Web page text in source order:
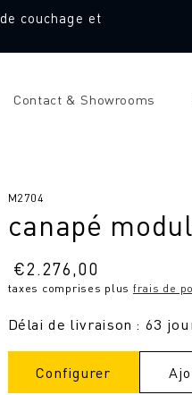
couchage et
Contact & Showrooms
SKU
M2704
canapé
Prix
normal
€2.276,00
taxes comprises plus frais de
Délai de livraison : 63
Configurer